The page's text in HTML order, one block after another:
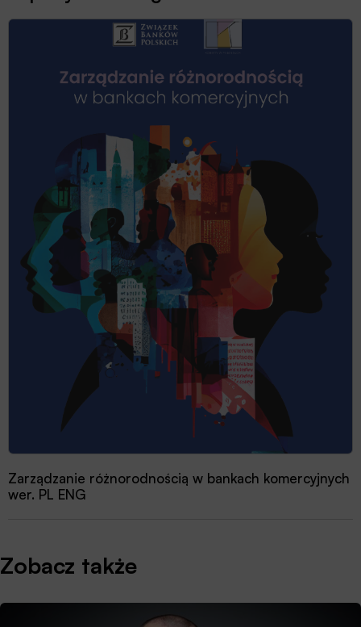
Zarządzanie różnorodnością w bankach komercyjnych
wer. PL ENG
Zobacz także